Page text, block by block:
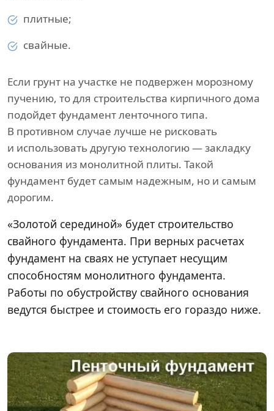
плитные;
свайные.
Если грунт на участке не подвержен морозному
пучению, то для строительства кирпичного дома
подойдет фундамент ленточного типа.
В противном случае лучше не рисковать
и использовать другую технологию — закладку
основания из монолитной плиты. Такой
фундамент будет самым надежным, но и самым
дорогим.
«Золотой серединой» будет строительство
свайного фундамента. При верных расчетах
фундамент на сваях не уступает несущим
способностям монолитного фундамента.
Работы по обустройству свайного основания
ведутся быстрее и стоимость его гораздо ниже.